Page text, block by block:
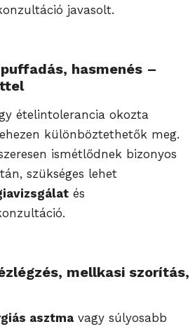
javasolt.
hasmenés –
ételintolerancia okozta
különböztethetők meg.
ismétlődnek bizonyos
szükséges lehet
és
mellkasi szorítás,
asztma vagy súlyosabb